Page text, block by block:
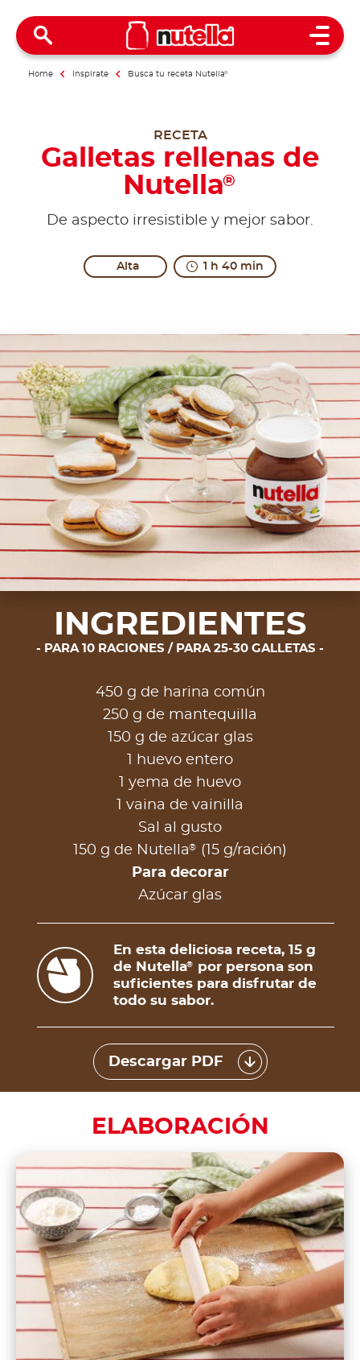
Open
Home Inspírate Busca tu receta Nutella®
RECETA
Galletas rellenas de
Nutella®
De aspecto irresistible y mejor sabor.
Alta 1 h 40 min
INGREDIENTES
PARA 10 RACIONES / PARA 25-30 GALLETAS
450 g de harina común
250 g de mantequilla
150 g de azúcar glas
1 huevo entero
1 yema de huevo
1 vaina de vainilla
Sal al gusto
150 g de Nutella®
(15 g/ración)
Para decorar
Azúcar glas
En esta deliciosa receta, 15 g
de Nutella®
por persona son
suficientes para disfrutar de
todo su sabor.
Descargar PDF
ELABORACIÓN